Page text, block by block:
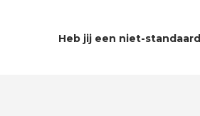
Heb jij een niet-